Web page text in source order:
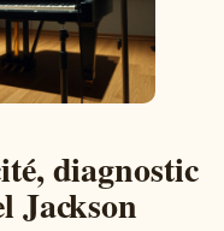
diagnostic
Jackson